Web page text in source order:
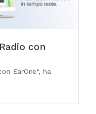
con
EarOne", ha